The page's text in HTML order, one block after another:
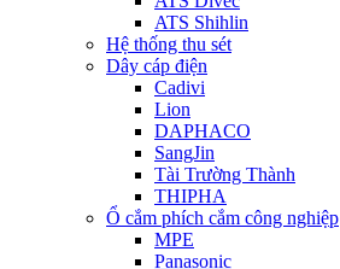
ATS Shihlin
Hệ thống thu sét
Dây cáp điện
Cadivi
Lion
DAPHACO
SangJin
Tài Trường Thành
THIPHA
Ổ cắm phích cắm công nghiệp
MPE
Panasonic